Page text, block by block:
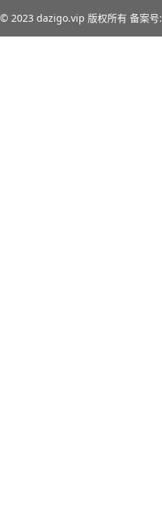
© 2023 dazigo.vip 版权所有 备案号: